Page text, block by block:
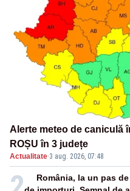
Alerte meteo de caniculă
ROȘU în 3 județe
Actualitate·3 aug. 2026, 07:48
România, la un pas